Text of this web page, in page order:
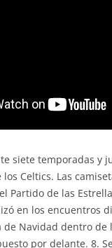
siete temporadas y
los Celtics. Las
Partido de las
en los encuentros
Navidad dentro de
por delante. 8.